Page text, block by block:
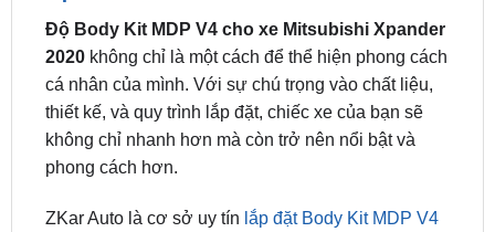
Địa Chỉ Độ Body Kit MDP V4 Cho Xe
Mitsubishi Xpander 2020 Chất Lượng
Tại TPHCM
Độ Body Kit MDP V4 cho xe Mitsubishi Xpander
2020không chỉ là một cách để thể hiện phong cách
cá nhân của mình. Với sự chú trọng vào chất liệu,
không chỉ nhanh hơn mà còn trở nên nổi bật và